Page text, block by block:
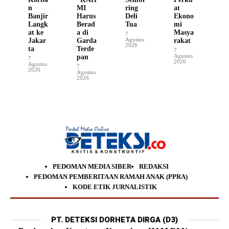
n
Banjir
Langk
at ke
Jakar
ta
7
Agustus
2026
MI
Harus
Berad
a di
Garda
Terde
pan
7
Agustus
2026
ring
Deli
Tua
7
Agustus
2026
at
Ekono
mi
Masya
rakat
7
Agustus
2026
PEDOMAN MEDIA SIBER
REDAKSI
PEDOMAN PEMBERITAAN RAMAH ANAK (PPRA)
KODE ETIK JURNALISTIK
PT. DETEKSI DORHETA DIRGA (D3)